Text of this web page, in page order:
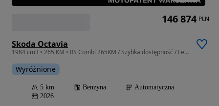
Skoda Octavia
1984 cm3 • 265 KM • RS Combi 265KM / Szybka dostępność / Leasing i Wynajem
Wyróżnione
5 km Benzyna
Automatyczna
2026
146 874 PLN